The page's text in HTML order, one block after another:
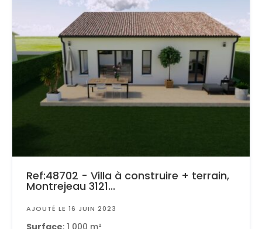
Ref:48702 - Villa à construire + terrain,
Montrejeau 3121...
AJOUTÉ LE 16 JUIN 2023
Surface: 1 000 m²